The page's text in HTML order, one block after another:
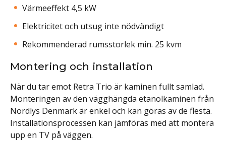
Värmeeffekt 4,5 kW
Elektricitet och utsug inte nödvändigt
Rekommenderad rumsstorlek min. 25 kvm
Montering och installation
När du tar emot Retra Trio är kaminen fullt samlad.
Monteringen av den vägghängda etanolkaminen från
Nordlys Denmark är enkel och kan göras av de flesta.
Installationsprocessen kan jämföras med att montera
upp en TV på väggen.